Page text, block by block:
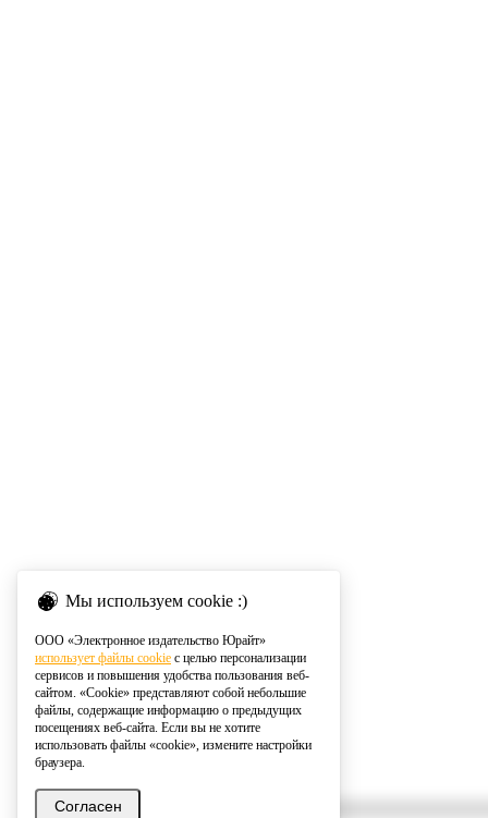
Мы используем cookie :)
ООО «Электронное издательство Юрайт»
использует файлы cookie с целью персонализации
сервисов и повышения удобства пользования веб-
сайтом. «Cookie» представляют собой небольшие
файлы, содержащие информацию о предыдущих
посещениях веб-сайта. Если вы не хотите
использовать файлы «cookie», измените настройки
браузера.
Согласен